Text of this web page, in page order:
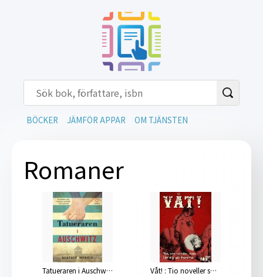
BÖCKER JÄMFÖR APPAR OM TJÄNSTEN
Romaner
Tatueraren i Auschwitz
Våt! : Tio noveller som får dig att komma